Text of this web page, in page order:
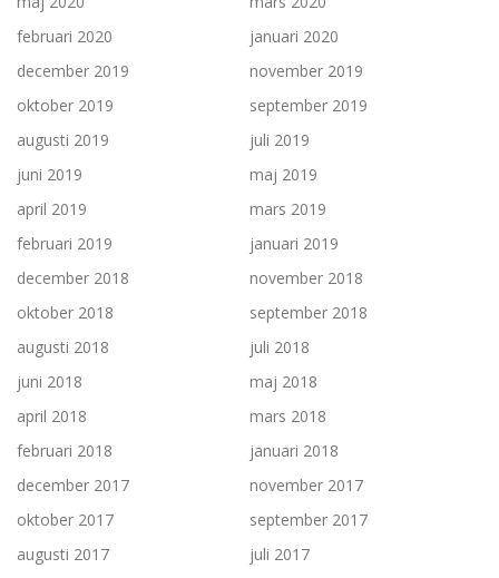
februari 2020
januari 2020
december 2019
november 2019
oktober 2019
september 2019
augusti 2019
juli 2019
juni 2019
maj 2019
april 2019
mars 2019
februari 2019
januari 2019
december 2018
november 2018
oktober 2018
september 2018
augusti 2018
juli 2018
juni 2018
maj 2018
april 2018
mars 2018
februari 2018
januari 2018
december 2017
november 2017
oktober 2017
september 2017
augusti 2017
juli 2017